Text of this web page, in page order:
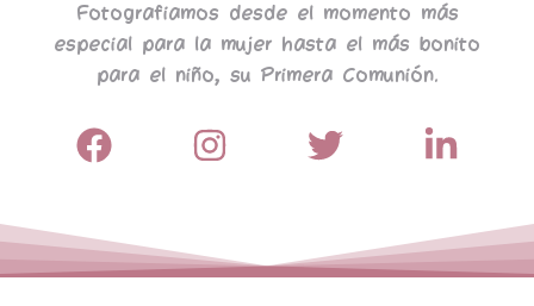
Fotografiamos desde el momento más
especial para la mujer hasta el más bonito
para el niño, su Primera Comunión.